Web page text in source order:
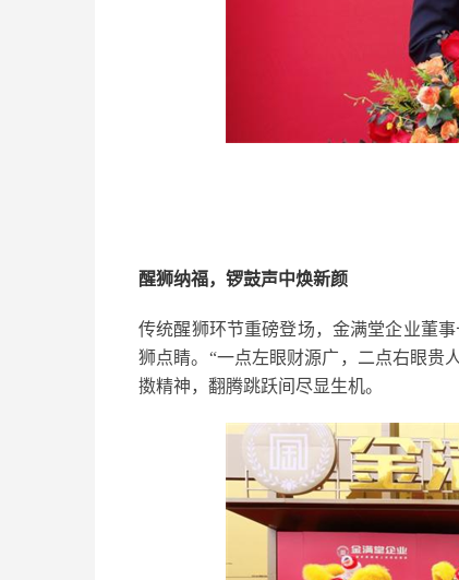
醒狮纳福，锣鼓声中焕新颜
传统醒狮环节重磅登场，金满堂企业董
狮点睛。“一点左眼财源广，二点右眼贵
擞精神，翻腾跳跃间尽显生机。